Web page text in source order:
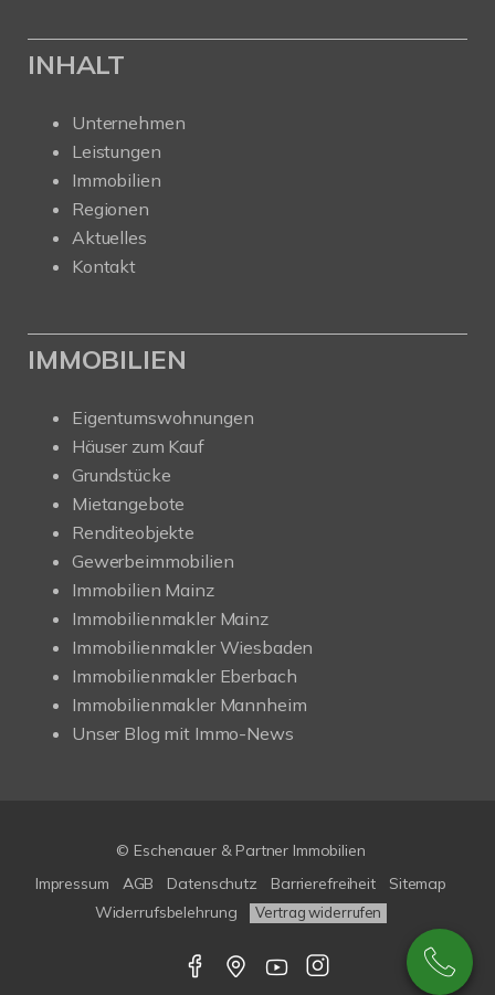
INHALT
Unternehmen
Leistungen
Immobilien
Regionen
Aktuelles
Kontakt
IMMOBILIEN
Eigentumswohnungen
Häuser zum Kauf
Grundstücke
Mietangebote
Renditeobjekte
Gewerbeimmobilien
Immobilien Mainz
Immobilienmakler Mainz
Immobilienmakler Wiesbaden
Immobilienmakler Eberbach
Immobilienmakler Mannheim
Unser Blog mit Immo-News
© Eschenauer & Partner Immobilien
Impressum
AGB Datenschutz Barrierefreiheit
Sitemap
Widerrufsbelehrung
Vertrag widerrufen